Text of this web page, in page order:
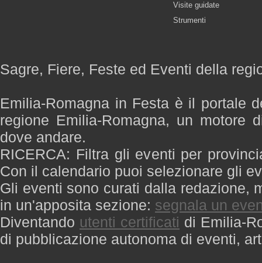
Visite guidate
Strumenti
Sagre, Fiere, Feste ed Eventi della
Emilia-Romagna in Festa è il portale
regione Emilia-Romagna, un motore
dove andare.
RICERCA: Filtra gli eventi per
Con il calendario puoi selezionare gli
Gli eventi sono curati dalla redazione,
in un'apposita sezione: segnala un
Diventando utenti certificati di Emilia-
di pubblicazione autonoma di eventi,